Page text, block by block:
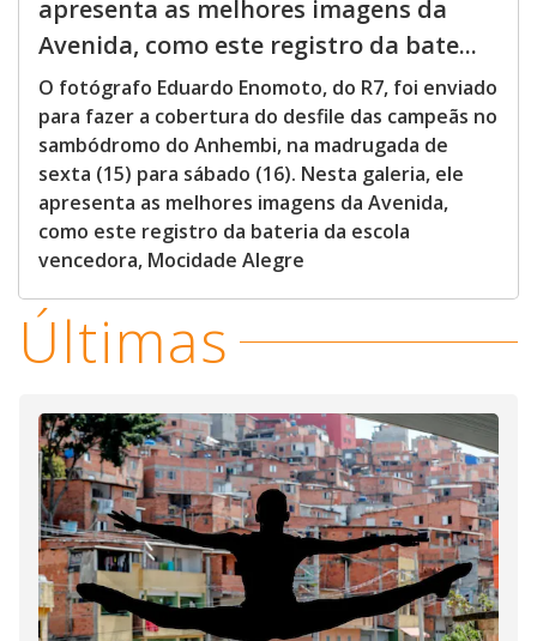
apresenta as melhores imagens da
Avenida, como este registro da bate...
O fotógrafo Eduardo Enomoto, do R7, foi enviado
para fazer a cobertura do desfile das campeãs no
sambódromo do Anhembi, na madrugada de
sexta (15) para sábado (16). Nesta galeria, ele
apresenta as melhores imagens da Avenida,
como este registro da bateria da escola
vencedora, Mocidade Alegre
Últimas